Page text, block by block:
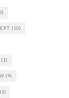
(10)
(1)
(9)